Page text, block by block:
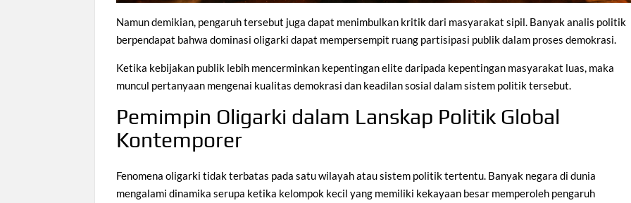
Namun demikian, pengaruh tersebut juga dapat menimbulkan kritik dari masyarakat sipil. Banyak analis politik
berpendapat bahwa dominasi oligarki dapat mempersempit ruang partisipasi publik dalam proses demokrasi.
Ketika kebijakan publik lebih mencerminkan kepentingan elite daripada kepentingan masyarakat luas, maka
muncul pertanyaan mengenai kualitas demokrasi dan keadilan sosial dalam sistem politik tersebut.
Pemimpin Oligarki dalam Lanskap Politik Global
Kontemporer
Fenomena oligarki tidak terbatas pada satu wilayah atau sistem politik tertentu. Banyak negara di dunia
mengalami dinamika serupa ketika kelompok kecil yang memiliki kekayaan besar memperoleh pengaruh